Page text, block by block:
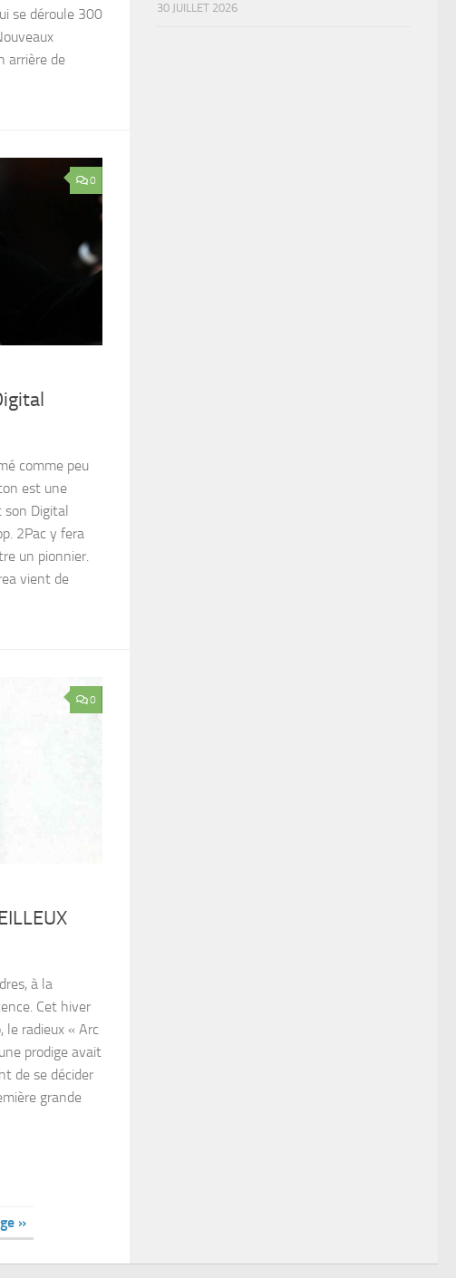
se déroule 300
arrière de
0
comme peu
est une
son Digital
2Pac y fera
un pionnier.
vient de
0
à la
Cet hiver
le radieux « Arc
prodige avait
de se décider
grande
»
30 JUILLET 2026